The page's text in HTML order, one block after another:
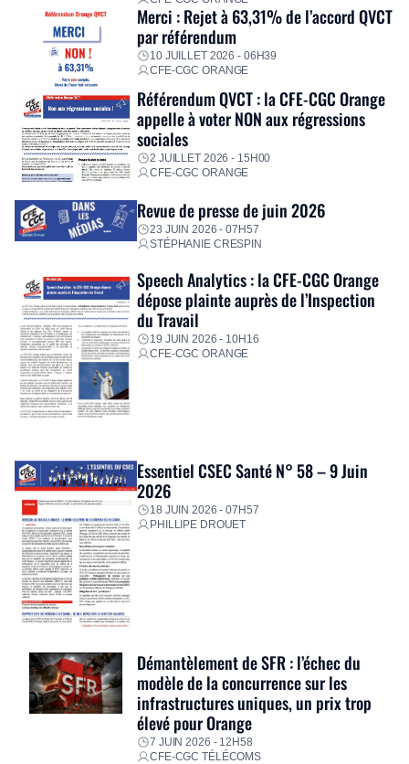
Merci : Rejet à 63,31% de l’accord QVCT
par référendum
10 JUILLET 2026 - 06H39
CFE-CGC ORANGE
Référendum QVCT : la CFE-CGC Orange
appelle à voter NON aux régressions
sociales
2 JUILLET 2026 - 15H00
CFE-CGC ORANGE
Revue de presse de juin 2026
23 JUIN 2026 - 07H57
STÉPHANIE CRESPIN
Speech Analytics : la CFE-CGC Orange
dépose plainte auprès de l’Inspection
du Travail
19 JUIN 2026 - 10H16
CFE-CGC ORANGE
Essentiel CSEC Santé N° 58 – 9 Juin
2026
18 JUIN 2026 - 07H57
PHILLIPE DROUET
Démantèlement de SFR : l’échec du
modèle de la concurrence sur les
infrastructures uniques, un prix trop
élevé pour Orange
7 JUIN 2026 - 12H58
CFE-CGC TÉLÉCOMS